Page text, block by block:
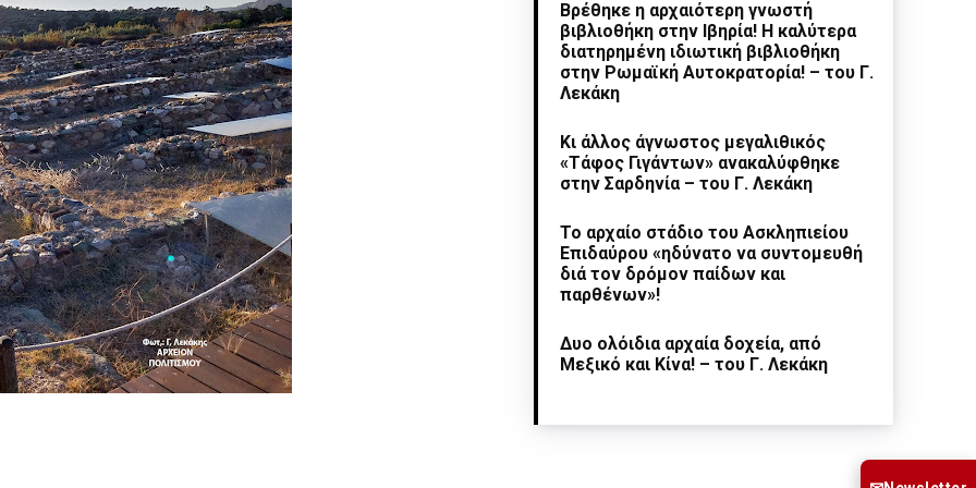
Βρέθηκε η αρχαιότερη γνωστή
βιβλιοθήκη στην Ιβηρία! Η καλύτερα
διατηρημένη ιδιωτική βιβλιοθήκη
στην Ρωμαϊκή Αυτοκρατορία! – του Γ.
Λεκάκη
Κι άλλος άγνωστος μεγαλιθικός
«Τάφος Γιγάντων» ανακαλύφθηκε
στην Σαρδηνία – του Γ. Λεκάκη
Το αρχαίο στάδιο του Ασκληπιείου
Επιδαύρου «ηδύνατο να συντομευθή
διά τον δρόμον παίδων και
παρθένων»!
Δυο ολόιδια αρχαία δοχεία, από
Μεξικό και Κίνα! – του Γ. Λεκάκη